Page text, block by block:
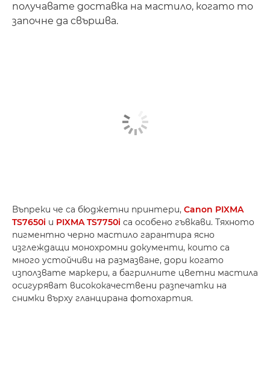
получавате доставка на мастило, когато то
започне да свършва.
Въпреки че са бюджетни принтери, Canon PIXMA
TS7650i и PIXMA TS7750i са особено гъвкави. Тяхното
пигментно черно мастило гарантира ясно
изглеждащи монохромни документи, които са
много устойчиви на размазване, дори когато
използвате маркери, а багрилните цветни мастила
осигуряват висококачествени разпечатки на
снимки върху гланцирана фотохартия.